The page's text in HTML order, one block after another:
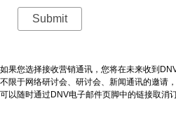
如果您选择接收营销通讯，您将在未来收到
不限于网络研讨会、研讨会、新闻通讯的邀请
可以随时通过DNV电子邮件页脚中的链接取消